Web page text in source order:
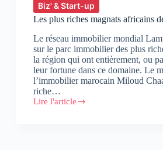
Biz' & Start-up
Les plus riches magnats africains
Le réseau immobilier mondial
sur le parc immobilier des plus
la région qui ont entièrement, ou
leur fortune dans ce domaine. Le
l’immobilier marocain Miloud
riche…
Lire l'article
Les